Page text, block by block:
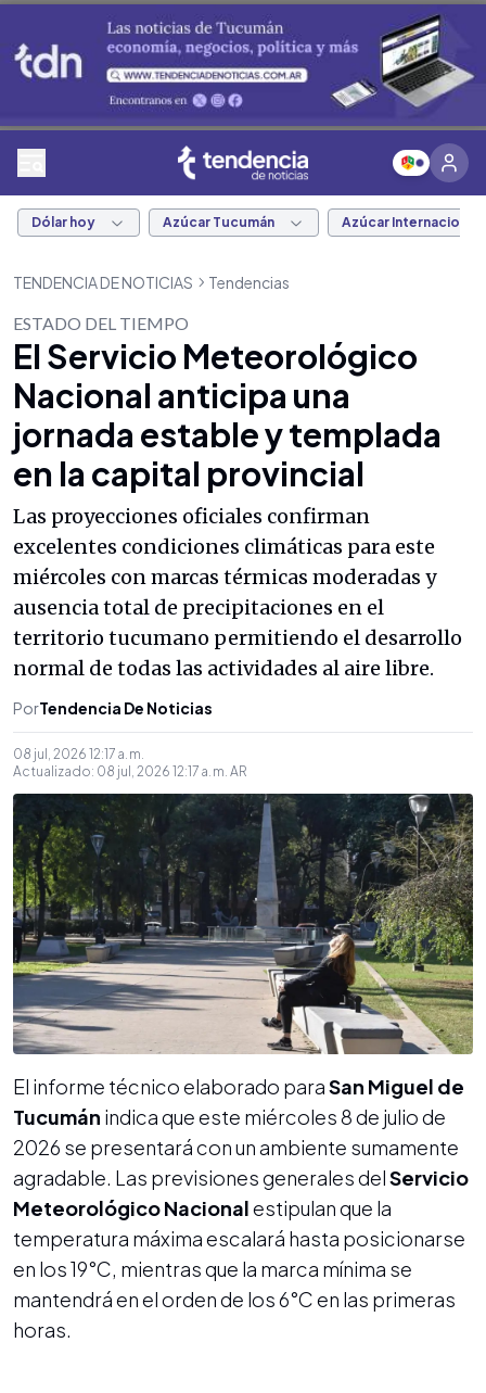
Dólar hoy Azúcar Tucumán Azúcar Internacional
TENDENCIA DE NOTICIAS Tendencias
ESTADO DEL TIEMPO
El Servicio Meteorológico
Nacional anticipa una
jornada estable y templada
en la capital provincial
Las proyecciones oficiales confirman
excelentes condiciones climáticas para este
miércoles con marcas térmicas moderadas y
ausencia total de precipitaciones en el
territorio tucumano permitiendo el desarrollo
normal de todas las actividades al aire libre.
PorTendencia De Noticias
08 jul, 2026 12:17 a. m.
Actualizado: 08 jul, 2026 12:17 a. m. AR
El informe técnico elaborado paraSan Miguel de
Tucumán indica que este miércoles 8 de julio de
2026 se presentará con un ambiente sumamente
agradable. Las previsiones generales delServicio
Meteorológico Nacionalestipulan que la
temperatura máxima escalará hasta posicionarse
en los 19°C, mientras que la marca mínima se
mantendrá en el orden de los 6°C en las primeras
horas.